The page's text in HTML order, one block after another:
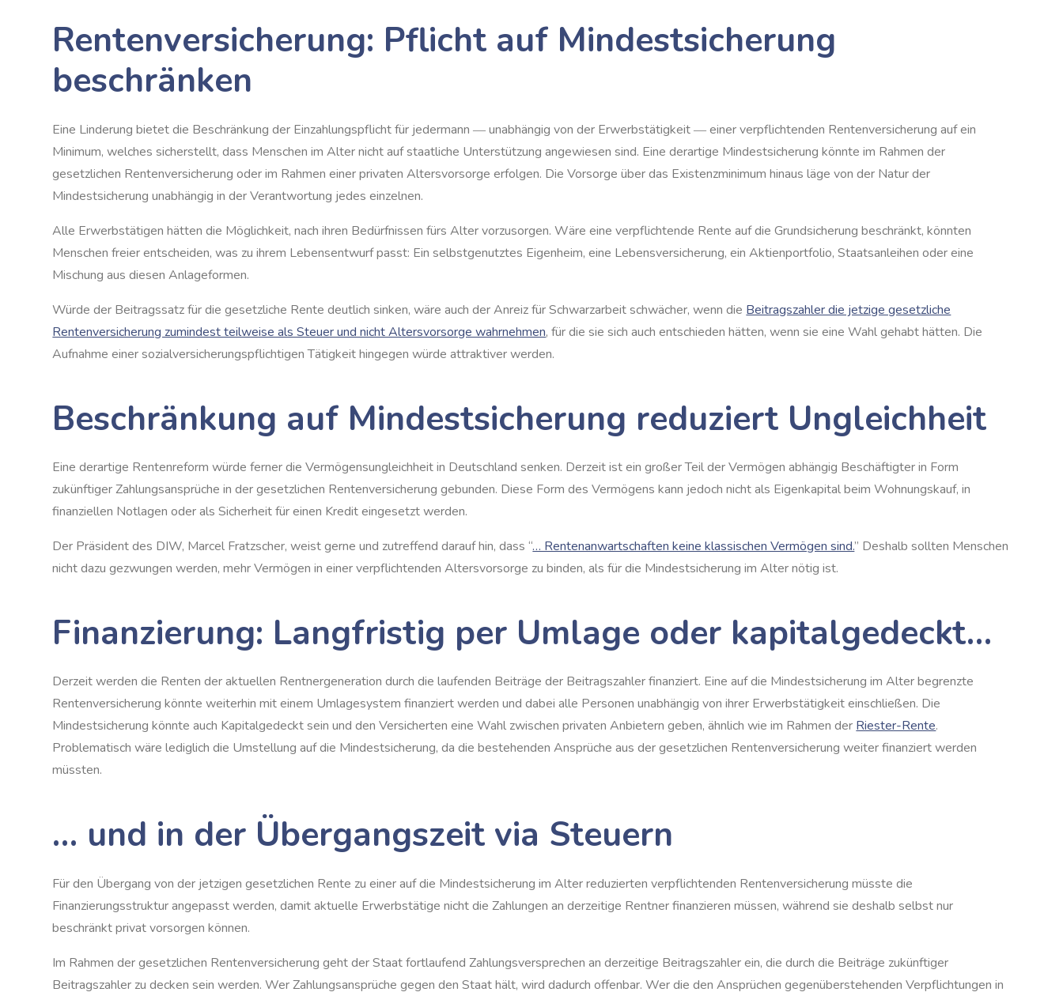
Rentenversicherung: Pflicht auf Mindestsicherung
beschränken
Eine Linderung bietet die Beschränkung der Einzahlungspflicht für jedermann ― unabhängig von der Erwerbstätigkeit ― einer verpflichtenden Rentenversicherung auf ein
Minimum, welches sicherstellt, dass Menschen im Alter nicht auf staatliche Unterstützung angewiesen sind. Eine derartige Mindestsicherung könnte im Rahmen der
gesetzlichen Rentenversicherung oder im Rahmen einer privaten Altersvorsorge erfolgen. Die Vorsorge über das Existenzminimum hinaus läge von der Natur der
Mindestsicherung unabhängig in der Verantwortung jedes einzelnen.
Alle Erwerbstätigen hätten die Möglichkeit, nach ihren Bedürfnissen fürs Alter vorzusorgen. Wäre eine verpflichtende Rente auf die Grundsicherung beschränkt, könnten
Menschen freier entscheiden, was zu ihrem Lebensentwurf passt: Ein selbstgenutztes Eigenheim, eine Lebensversicherung, ein Aktienportfolio, Staatsanleihen oder eine
Mischung aus diesen Anlageformen.
Würde der Beitragssatz für die gesetzliche Rente deutlich sinken, wäre auch der Anreiz für Schwarzarbeit schwächer, wenn die Beitragszahler die jetzige gesetzliche
Rentenversicherung zumindest teilweise als Steuer und nicht Altersvorsorge wahrnehmen, für die sie sich auch entschieden hätten, wenn sie eine Wahl gehabt hätten. Die
Aufnahme einer sozialversicherungspflichtigen Tätigkeit hingegen würde attraktiver werden.
Beschränkung auf Mindestsicherung reduziert Ungleichheit
Eine derartige Rentenreform würde ferner die Vermögensungleichheit in Deutschland senken. Derzeit ist ein großer Teil der Vermögen abhängig Beschäftigter in Form
zukünftiger Zahlungsansprüche in der gesetzlichen Rentenversicherung gebunden. Diese Form des Vermögens kann jedoch nicht als Eigenkapital beim Wohnungskauf, in
finanziellen Notlagen oder als Sicherheit für einen Kredit eingesetzt werden.
Der Präsident des DIW, Marcel Fratzscher, weist gerne und zutreffend darauf hin, dass “… Rentenanwartschaften keine klassischen Vermögen sind.” Deshalb sollten Menschen
nicht dazu gezwungen werden, mehr Vermögen in einer verpflichtenden Altersvorsorge zu binden, als für die Mindestsicherung im Alter nötig ist.
Finanzierung: Langfristig per Umlage oder kapitalgedeckt…
Derzeit werden die Renten der aktuellen Rentnergeneration durch die laufenden Beiträge der Beitragszahler finanziert. Eine auf die Mindestsicherung im Alter begrenzte
Rentenversicherung könnte weiterhin mit einem Umlagesystem finanziert werden und dabei alle Personen unabhängig von ihrer Erwerbstätigkeit einschließen. Die
Mindestsicherung könnte auch Kapitalgedeckt sein und den Versicherten eine Wahl zwischen privaten Anbietern geben, ähnlich wie im Rahmen der Riester-Rente.
Problematisch wäre lediglich die Umstellung auf die Mindestsicherung, da die bestehenden Ansprüche aus der gesetzlichen Rentenversicherung weiter finanziert werden
müssten.
… und in der Übergangszeit via Steuern
Für den Übergang von der jetzigen gesetzlichen Rente zu einer auf die Mindestsicherung im Alter reduzierten verpflichtenden Rentenversicherung müsste die
Finanzierungsstruktur angepasst werden, damit aktuelle Erwerbstätige nicht die Zahlungen an derzeitige Rentner finanzieren müssen, während sie deshalb selbst nur
beschränkt privat vorsorgen können.
Im Rahmen der gesetzlichen Rentenversicherung geht der Staat fortlaufend Zahlungsversprechen an derzeitige Beitragszahler ein, die durch die Beiträge zukünftiger
Beitragszahler zu decken sein werden. Wer Zahlungsansprüche gegen den Staat hält, wird dadurch offenbar. Wer die den Ansprüchen gegenüberstehenden Verpflichtungen in